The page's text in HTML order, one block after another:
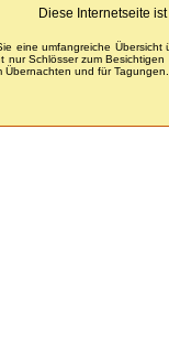
Diese Internetseite
eine umfangreiche
nur Schlösser zum
und für Tagungen.